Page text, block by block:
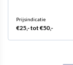
Prijsindicatie
€25,- tot €50,-